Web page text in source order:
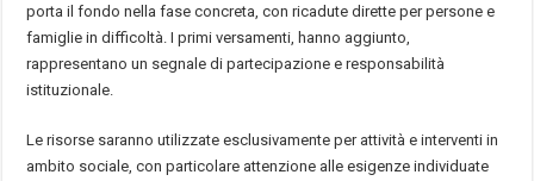
porta il fondo nella fase concreta, con ricadute dirette per persone e
famiglie in difficoltà. I primi versamenti, hanno aggiunto,
rappresentano un segnale di partecipazione e responsabilità
istituzionale.
Le risorse saranno utilizzate esclusivamente per attività e interventi in
ambito sociale, con particolare attenzione alle esigenze individuate